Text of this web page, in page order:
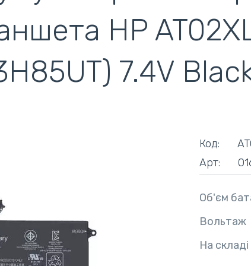
HP
7.4V
Код:
Арт:
Об'єм
Вольтаж
На складі